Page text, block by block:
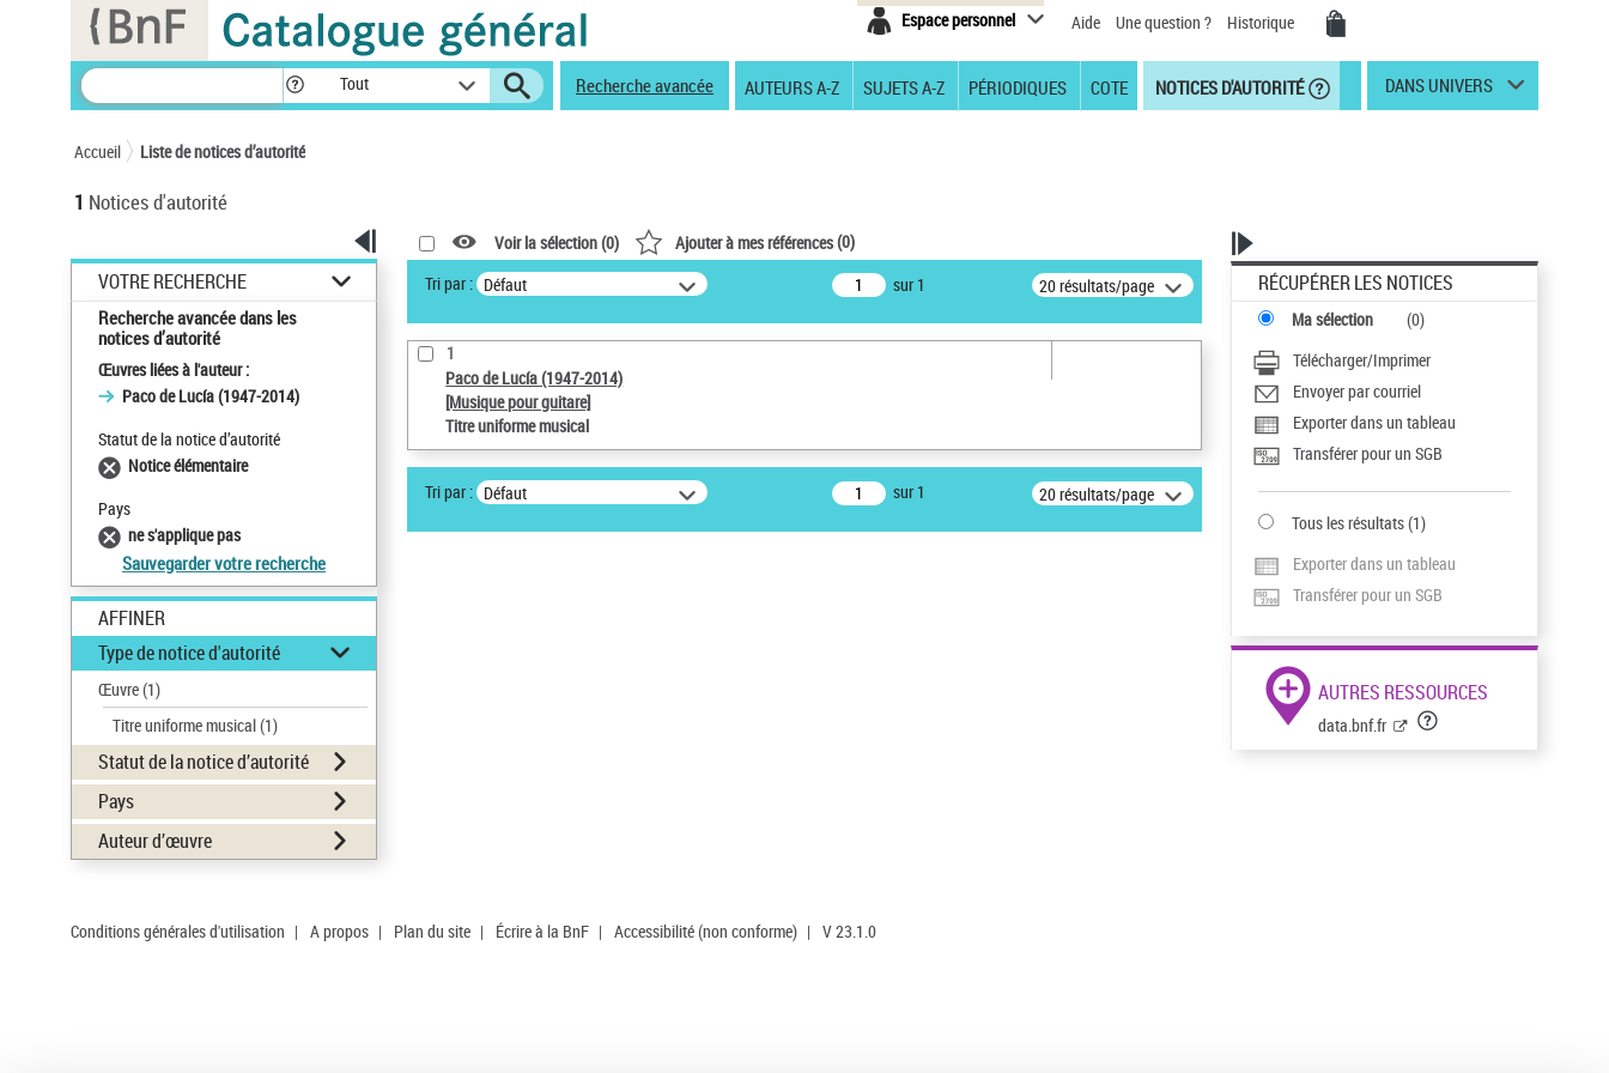
Espace personnel Aide Une question ? Historique
Tout Recherche avancée AUTEURS A-Z SUJETS A-Z PÉRIODIQUES COTE NOTICES D'AUTORITÉ DANS UNIVERS
Accueil Liste de notices d’autorité
1 Notices d'autorité
VOTRE RECHERCHE
Recherche avancée dans les
notices d’autorité
Œuvres liées à l'auteur :
Paco de Lucía (1947-2014)
Statut de la notice d’autorité
Notice élémentaire
Pays
ne s'applique pas
Sauvegarder votre recherche
AFFINER
Type de notice d'autorité
Œuvre(1)
Titre uniforme musical(1)
Statut de la notice d’autorité
Pays
Auteur d’œuvre
Voir la sélection (0) Ajouter à mes références(0)
Tri par : Défaut sur 1 20 résultats/page
1
Paco de Lucía (1947-2014)
[Musique pour guitare]
Titre uniforme musical
Tri par : Défaut sur 1 20 résultats/page
RÉCUPÉRER LES NOTICES
Ma sélection (0)
Télécharger/Imprimer
Envoyer par courriel
Exporter dans un tableau
Transférer pour un SGB
Tous les résultats(1)
Exporter dans un tableau
Transférer pour un SGB
AUTRES RESSOURCES
data.bnf.fr
Conditions générales d'utilisation | A propos | Plan du site | Écrire à la BnF | Accessibilité (non conforme) | V 23.1.0
Panneau de gestion des cookies